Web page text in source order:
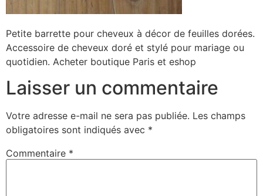
Petite barrette pour cheveux à décor de feuilles dorées.
Accessoire de cheveux doré et stylé pour mariage ou
quotidien. Acheter boutique Paris et eshop
Laisser un commentaire
Votre adresse e-mail ne sera pas publiée. Les champs
obligatoires sont indiqués avec *
Commentaire *